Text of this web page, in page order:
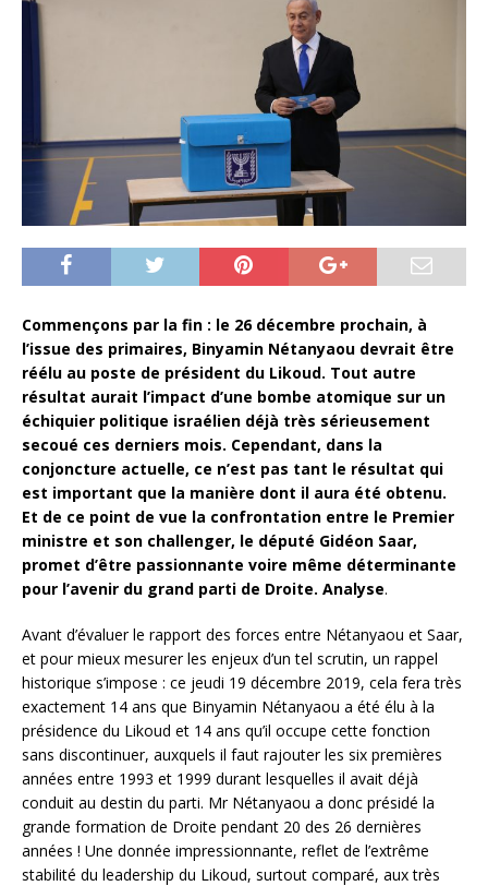
Commençons par la fin : le 26 décembre prochain, à
l’issue des primaires, Binyamin Nétanyaou devrait être
réélu au poste de président du Likoud. Tout autre
résultat aurait l’impact d’une bombe atomique sur un
échiquier politique israélien déjà très sérieusement
secoué ces derniers mois. Cependant, dans la
conjoncture actuelle, ce n’est pas tant le résultat qui
est important que la manière dont il aura été obtenu.
Et de ce point de vue la confrontation entre le Premier
ministre et son challenger, le député Gidéon Saar,
promet d’être passionnante voire même déterminante
pour l’avenir du grand parti de Droite. Analyse.
Avant d’évaluer le rapport des forces entre Nétanyaou et Saar,
et pour mieux mesurer les enjeux d’un tel scrutin, un rappel
historique s’impose : ce jeudi 19 décembre 2019, cela fera très
exactement 14 ans que Binyamin Nétanyaou a été élu à la
présidence du Likoud et 14 ans qu’il occupe cette fonction
sans discontinuer, auxquels il faut rajouter les six premières
années entre 1993 et 1999 durant lesquelles il avait déjà
conduit au destin du parti. Mr Nétanyaou a donc présidé la
grande formation de Droite pendant 20 des 26 dernières
années ! Une donnée impressionnante, reflet de l’extrême
stabilité du leadership du Likoud, surtout comparé, aux très